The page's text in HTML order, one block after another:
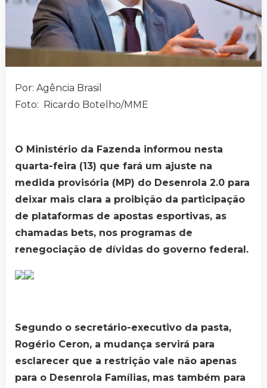
Por: Agência Brasil
Foto: Ricardo Botelho/MME
O Ministério da Fazenda informou nesta
quarta-feira (13) que fará um ajuste na
medida provisória (MP) do Desenrola 2.0 para
deixar mais clara a proibição da participação
de plataformas de apostas esportivas, as
chamadas bets, nos programas de
renegociação de dívidas do governo federal.
Segundo o secretário-executivo da pasta,
Rogério Ceron, a mudança servirá para
esclarecer que a restrição vale não apenas
para o Desenrola Famílias, mas também para